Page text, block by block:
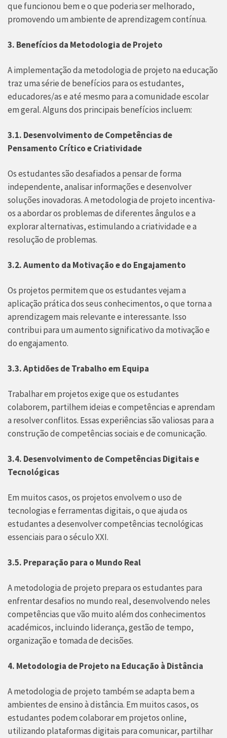
que funcionou bem e o que poderia ser melhorado,
promovendo um ambiente de aprendizagem contínua.
3. Benefícios da Metodologia de Projeto
A implementação da metodologia de projeto na educação
traz uma série de benefícios para os estudantes,
educadores/as e até mesmo para a comunidade escolar
em geral. Alguns dos principais benefícios incluem:
3.1. Desenvolvimento de Competências de
Pensamento Crítico e Criatividade
Os estudantes são desafiados a pensar de forma
independente, analisar informações e desenvolver
soluções inovadoras. A metodologia de projeto incentiva-
os a abordar os problemas de diferentes ângulos e a
explorar alternativas, estimulando a criatividade e a
resolução de problemas.
3.2. Aumento da Motivação e do Engajamento
Os projetos permitem que os estudantes vejam a
aplicação prática dos seus conhecimentos, o que torna a
aprendizagem mais relevante e interessante. Isso
contribui para um aumento significativo da motivação e
do engajamento.
3.3. Aptidões de Trabalho em Equipa
Trabalhar em projetos exige que os estudantes
colaborem, partilhem ideias e competências e aprendam
a resolver conflitos. Essas experiências são valiosas para a
construção de competências sociais e de comunicação.
3.4. Desenvolvimento de Competências Digitais e
Tecnológicas
Em muitos casos, os projetos envolvem o uso de
tecnologias e ferramentas digitais, o que ajuda os
estudantes a desenvolver competências tecnológicas
essenciais para o século XXI.
3.5. Preparação para o Mundo Real
A metodologia de projeto prepara os estudantes para
enfrentar desafios no mundo real, desenvolvendo neles
competências que vão muito além dos conhecimentos
académicos, incluindo liderança, gestão de tempo,
organização e tomada de decisões.
4. Metodologia de Projeto na Educação à Distância
A metodologia de projeto também se adapta bem a
ambientes de ensino à distância. Em muitos casos, os
estudantes podem colaborar em projetos online,
utilizando plataformas digitais para comunicar, partilhar